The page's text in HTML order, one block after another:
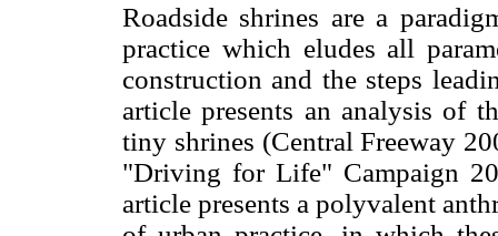
Roadside shrines are a
practice which eludes all
construction and the steps
article presents an analysis of
tiny shrines (Central Freeway
"Driving for Life" Campaign
article presents a polyvalent